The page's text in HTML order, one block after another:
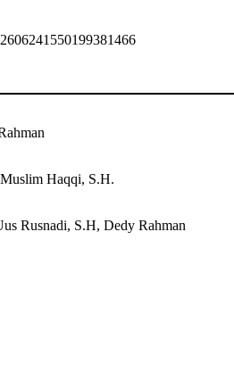
Haqqi, S.H.
Rusnadi, S.H, Dedy Rahman